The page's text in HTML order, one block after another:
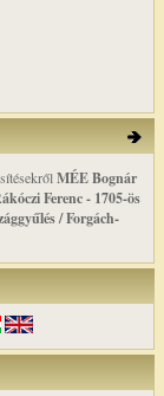
MÉE Bognár
Ferenc - 1705-ös
/ Forgách-